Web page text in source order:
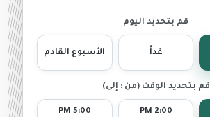
قم بتحديد اليوم
غداً الأسبوع القادم
قم بتحديد الوقت (من : إلى)
2:00 PM
5:00 PM